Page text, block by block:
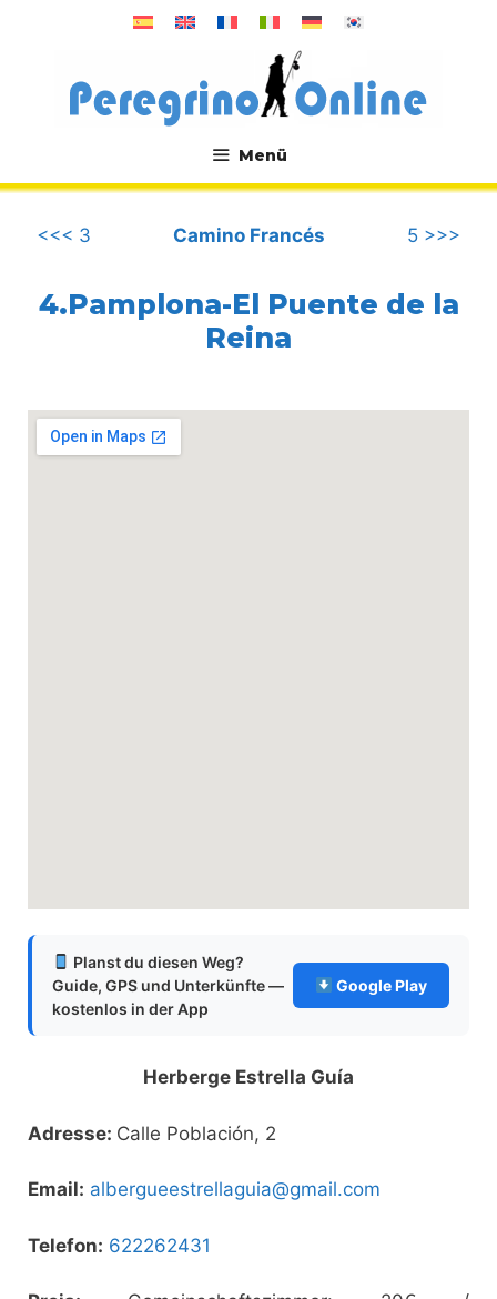
Menü
.
<<< 3
Camino Francés 5 >>>
4.Pamplona-El Puente de la
Reina
Planst du diesen Weg?
Guide, GPS und Unterkünfte —
kostenlos in der App
Google Play
Herberge Estrella Guía
Adresse: Calle Población, 2
Email: albergueestrellaguia@gmail.com
Telefon: 622262431